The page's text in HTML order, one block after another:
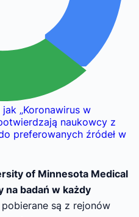
jak „Koronawirus w
naukowcy z
preferowanych źródeł w
of Minnesota Medical
na badań w każdy
są z rejonów